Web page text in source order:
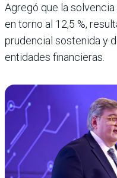
Agregó que la
en torno al 12,5 %,
prudencial sostenida y
entidades financieras.